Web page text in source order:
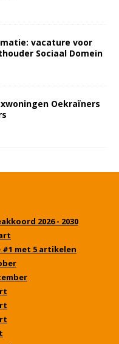
vacature voor
Sociaal Domein
Oekraïners
2026 - 2030
met 5 artikelen